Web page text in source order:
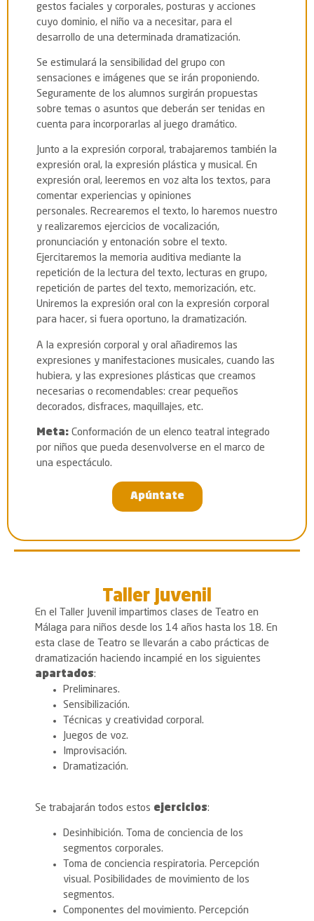
gestos faciales y corporales, posturas y acciones
cuyo dominio, el niño va a necesitar, para el
desarrollo de una determinada dramatización.
Se estimulará la sensibilidad del grupo con
sensaciones e imágenes que se irán proponiendo.
Seguramente de los alumnos surgirán propuestas
sobre temas o asuntos que deberán ser tenidas en
cuenta para incorporarlas al juego dramático.
Junto a la expresión corporal, trabajaremos también la
expresión oral, la expresión plástica y musical. En
expresión oral, leeremos en voz alta los textos, para
comentar experiencias y opiniones
personales. Recrearemos el texto, lo haremos nuestro
y realizaremos ejercicios de vocalización,
pronunciación y entonación sobre el texto.
Ejercitaremos la memoria auditiva mediante la
repetición de la lectura del texto, lecturas en grupo,
repetición de partes del texto, memorización, etc.
Uniremos la expresión oral con la expresión corporal
para hacer, si fuera oportuno, la dramatización.
A la expresión corporal y oral añadiremos las
expresiones y manifestaciones musicales, cuando las
hubiera, y las expresiones plásticas que creamos
necesarias o recomendables: crear pequeños
decorados, disfraces, maquillajes, etc.
Meta: Conformación de un elenco teatral integrado
por niños que pueda desenvolverse en el marco de
una espectáculo.
Apúntate
Taller Juvenil
En el Taller Juvenil impartimos clases de Teatro en
Málaga para niños desde los 14 años hasta los 18. En
esta clase de Teatro se llevarán a cabo prácticas de
dramatización haciendo incampié en los siguientes
apartados:
Preliminares.
Sensibilización.
Técnicas y creatividad corporal.
Juegos de voz.
Improvisación.
Dramatización.
Se trabajarán todos estos ejercicios:
Desinhibición. Toma de conciencia de los
segmentos corporales.
Toma de conciencia respiratoria. Percepción
visual. Posibilidades de movimiento de los
segmentos.
Componentes del movimiento. Percepción